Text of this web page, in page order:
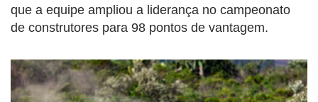
que a equipe ampliou a liderança no campeonato
de construtores para 98 pontos de vantagem.